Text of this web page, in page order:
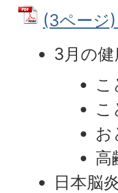
(3ページ
3月の
こ
こ
お
高
日本脳